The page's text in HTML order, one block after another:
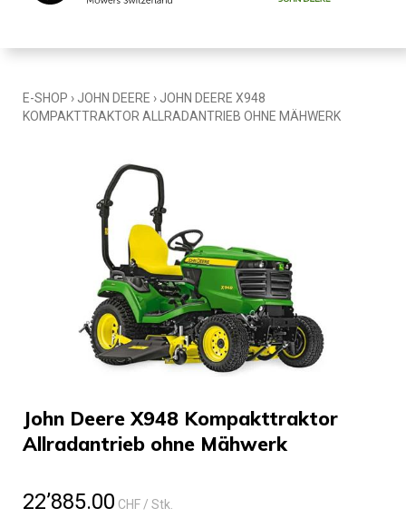
E-SHOP › JOHN DEERE › JOHN DEERE X948
KOMPAKTTRAKTOR ALLRADANTRIEB OHNE MÄHWERK
John Deere X948 Kompakttraktor
Allradantrieb ohne Mähwerk
22’885.00 CHF/ Stk.